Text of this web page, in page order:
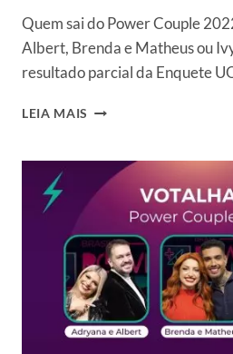
Quem sai do Power Couple
Albert, Brenda e Matheus ou
resultado parcial da Enquete
LEIA MAIS ENQUETE
VOTAÇÃO
R7
POWER
COUPLE
2022:
VOTE
E
VEJA
PARCIAIS
DA